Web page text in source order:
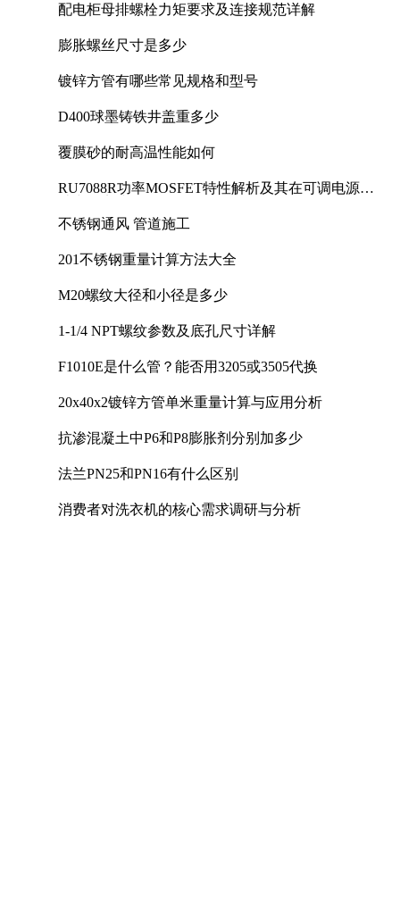
配电柜母排螺栓力矩要求及连接规范详解
膨胀螺丝尺寸是多少
镀锌方管有哪些常见规格和型号
D400球墨铸铁井盖重多少
覆膜砂的耐高温性能如何
RU7088R功率MOSFET特性解析及其在可调电源设
不锈钢通风 管道施工
201不锈钢重量计算方法大全
M20螺纹大径和小径是多少
1-1/4 NPT螺纹参数及底孔尺寸详解
F1010E是什么管？能否用3205或3505代换
20x40x2镀锌方管单米重量计算与应用分析
抗渗混凝土中P6和P8膨胀剂分别加多少
法兰PN25和PN16有什么区别
消费者对洗衣机的核心需求调研与分析